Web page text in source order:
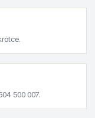
500 007.